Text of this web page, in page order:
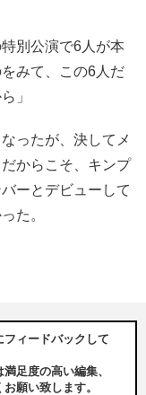
別公演で6人が本
みて、この6人だ
」
ったが、決してメ
からこそ、キンプ
ーとデビューして
た。
ィードバックして
足度の高い編集、
願い致します。